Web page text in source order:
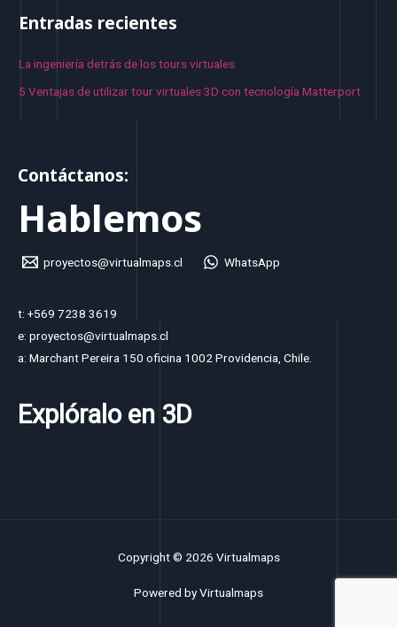
Entradas recientes
La ingeniería detrás de los tours virtuales
5 Ventajas de utilizar tour virtuales 3D con tecnología Matterport
Contáctanos:
Hablemos
proyectos@virtualmaps.cl WhatsApp
t: +569 7238 3619
e: proyectos@virtualmaps.cl
a: Marchant Pereira 150 oficina 1002 Providencia, Chile.
Explóralo en 3D
Copyright © 2026 Virtualmaps
Powered by Virtualmaps